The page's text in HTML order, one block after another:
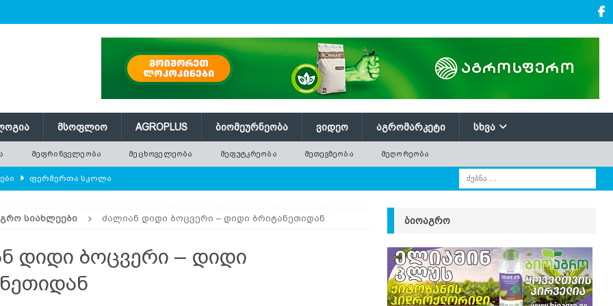
ᲛᲡᲝᲤᲚᲘᲝ AGROPLUS ᲑᲘᲝᲛᲔᲣᲠᲜᲔᲝᲑᲐ ᲕᲘᲓᲔᲝ ᲐᲒᲠᲝᲛᲐᲠᲙᲔᲢᲘ ᲡᲮᲕᲐ
ᲛᲔᲤᲠᲘᲜᲕᲔᲚᲔᲝᲑᲐ ᲛᲔᲪᲮᲝᲕᲔᲚᲔᲝᲑᲐ ᲛᲔᲤᲣᲢᲙᲠᲔᲝᲑᲐ ᲛᲔᲗᲔᲕᲖᲔᲝᲑᲐ ᲛᲔᲦᲝᲠᲔᲝᲑᲐ
ᲤᲔᲠᲛᲔᲠᲗᲐ ᲡᲙᲝᲚᲐ
და პროდუქტიულობა ᲛᲔᲤᲠᲘᲜᲕᲔᲚᲔᲝᲑᲐ
ექსპორტმა თითქმის 14 მილიონ ტონას მიაღწია
ᲡᲘᲐᲮᲚᲔᲔᲑᲘ ძალიან დიდი ბოცვერი – დიდი ბრიტანეთიდან
დიდი ბოცვერი – დიდი
ᲑᲘᲝᲐᲒᲠᲝ